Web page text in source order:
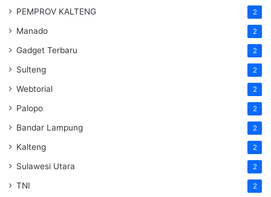
PEMPROV KALTENG 2
Manado 2
Gadget Terbaru 2
Sulteng 2
Webtorial 2
Palopo 2
Bandar Lampung 2
Kalteng 2
Sulawesi Utara 2
TNI 2